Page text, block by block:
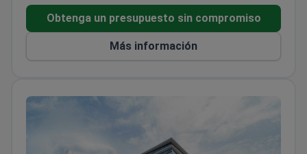
Obtenga un presupuesto sin compromiso
Más información